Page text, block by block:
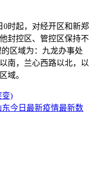
0时起，对经开区和新郑
封控区、管控区保持不
区域为：九龙办事处
南，兰心西路以北，以
域。
变)
今日最新疫情最新数